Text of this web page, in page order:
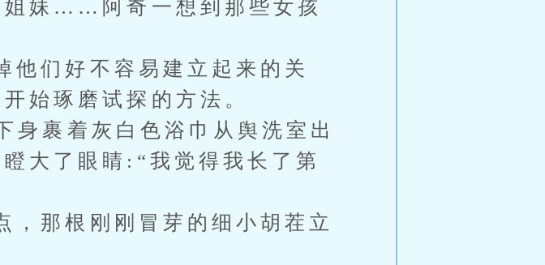
姐妹……阿奇一想到那些女孩
们好不容易建立起来的关
始琢磨试探的方法。
裹着灰白色浴巾从舆洗室出
大了眼睛:“我觉得我长了第
那根刚刚冒芽的细小胡茬立